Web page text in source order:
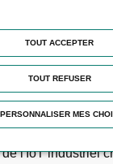
qui
:
l'IoT industriel
TOUT ACCEPTER
TOUT REFUSER
PERSONNALISER MES